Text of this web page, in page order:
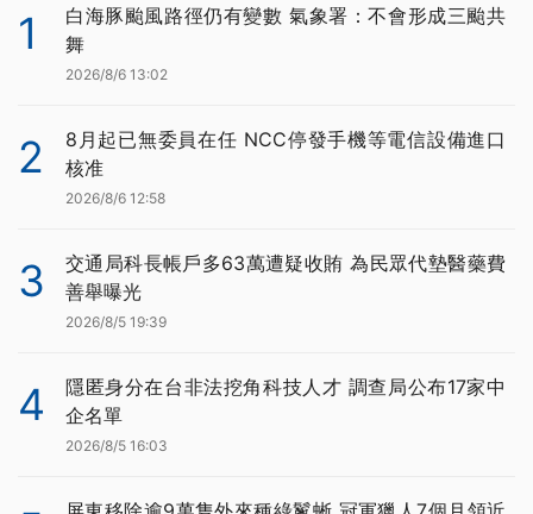
1
白海豚颱風路徑仍有變數 氣象署：不會形成三颱共
舞
2026/8/6 13:02
2
8月起已無委員在任 NCC停發手機等電信設備進口
核准
2026/8/6 12:58
3
交通局科長帳戶多63萬遭疑收賄 為民眾代墊醫藥費
善舉曝光
2026/8/5 19:39
4
隱匿身分在台非法挖角科技人才 調查局公布17家中
企名單
2026/8/5 16:03